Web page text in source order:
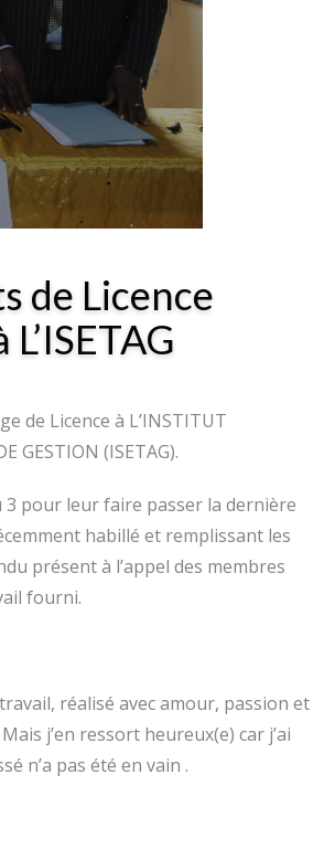
de Licence
de Licence à L’INSTITUT
GESTION (ISETAG).
3 pour leur faire passer la dernière
habillé et remplissant les
présent à l’appel des membres
fourni.
réalisé avec amour, passion et
j’en ressort heureux(e) car j’ai
n’a pas été en vain .